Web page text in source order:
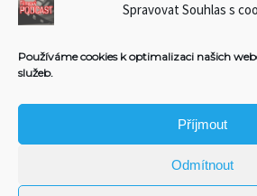
Spravovat Souhlas s
Používáme cookies k optimalizaci našich
služeb.
Příjmout
Odmítnout